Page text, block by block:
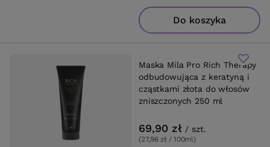
Do koszyka
Maska Mila Pro Rich Therapy
odbudowująca z keratyną i
cząstkami złota do włosów
zniszczonych 250 ml
69,90 zł / szt.
(27,96 zł / 100ml)